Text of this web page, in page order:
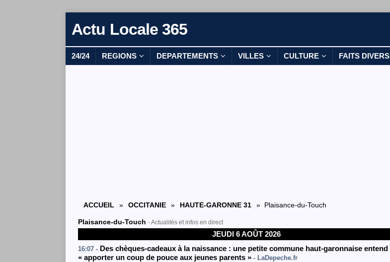
Actu Locale 365
24/24 REGIONS DEPARTEMENTS VILLES CULTURE FAITS DIVERS
ACCUEIL » OCCITANIE » HAUTE-GARONNE 31 » Plaisance-du-Touch
Plaisance-du-Touch - Actualités et infos en direct
JEUDI 6 AOÛT 2026
16:07 - Des chèques-cadeaux à la naissance : une petite commune haut-garonnaise entend
« apporter un coup de pouce aux jeunes parents » - LaDepeche.fr